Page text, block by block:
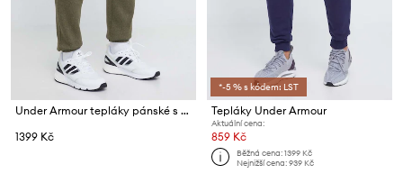
Under Armour tepláky pánské s bavlnou Essential Fleece
1399 Kč
*-5 % s kódem: LST
Tepláky Under Armour
Aktuální cena:
859 Kč
Běžná cena:1399 Kč
Nejnižší cena:939 Kč